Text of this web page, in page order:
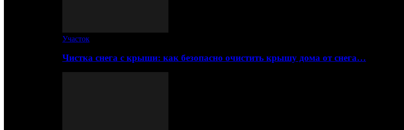
Участок
Чистка снега с крыши: как безопасно очистить крышу дома от снега…